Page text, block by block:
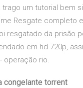
trago um tutorial bem
Resgate completo
resgatado da prisão
em hd 720p,
operação rio.
congelante torrent